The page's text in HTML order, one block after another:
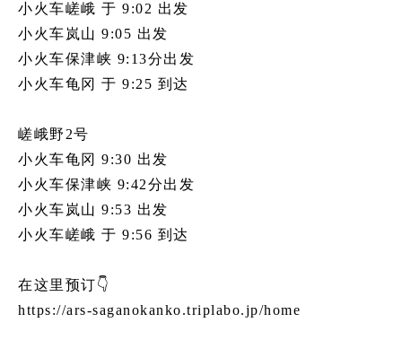
station information
各车站资讯
游览小火车嵯峨站
游览小火车岚山站
游览小火车保津峡站
游览小火车龟冈站
周边观光景点
小火车嵯峨 于 9:02 出发
小火车岚山 9:05 出发
小火车保津峡 9:13分出发
小火车龟冈 于 9:25 到达
嵯峨野2号
小火车龟冈 9:30 出发
小火车保津峡 9:42分出发
小火车岚山 9:53 出发
小火车嵯峨 于 9:56 到达
在这里预订👇
https://ars-saganokanko.triplabo.jp/home